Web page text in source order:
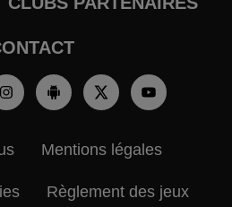
Mentions légales
Règlement des jeux